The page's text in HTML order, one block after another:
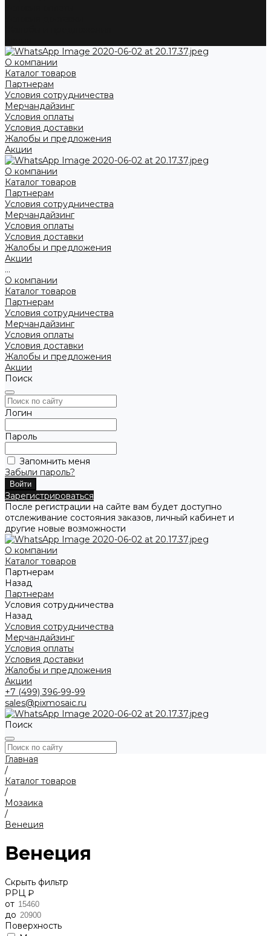
О компании
Каталог товаров
Партнерам
Условия сотрудничества
Мерчандайзинг
Условия оплаты
Условия доставки
Жалобы и предложения
Акции
О компании
Каталог товаров
Партнерам
Условия сотрудничества
Мерчандайзинг
Условия оплаты
Условия доставки
Жалобы и предложения
Акции
...
О компании
Каталог товаров
Партнерам
Условия сотрудничества
Мерчандайзинг
Условия оплаты
Условия доставки
Жалобы и предложения
Акции
Поиск
Логин
Пароль
Запомнить меня
Забыли пароль?
Зарегистрироваться
После регистрации на сайте вам будет доступно
отслеживание состояния заказов, личный кабинет и
другие новые возможности
О компании
Каталог товаров
Партнерам
Назад
Партнерам
Условия сотрудничества
Назад
Условия сотрудничества
Мерчандайзинг
Условия оплаты
Условия доставки
Жалобы и предложения
Акции
+7 (499) 396-99-99
sales@pixmosaic.ru
Поиск
Главная
/
Каталог товаров
/
Мозаика
/
Венеция
Венеция
Скрыть фильтр
РРЦ ₽
от
до
Поверхность